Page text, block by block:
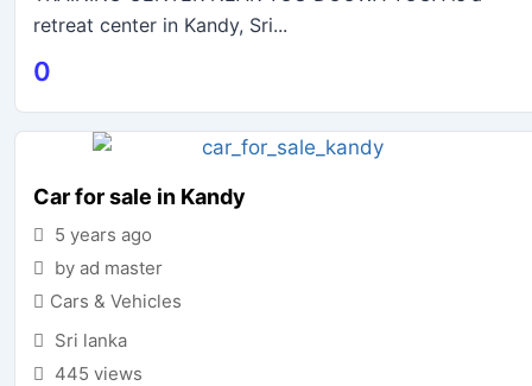
retreat center in Kandy, Sri...
0
Car for sale in Kandy
5 years ago
by ad master
Cars & Vehicles
Sri lanka
445 views